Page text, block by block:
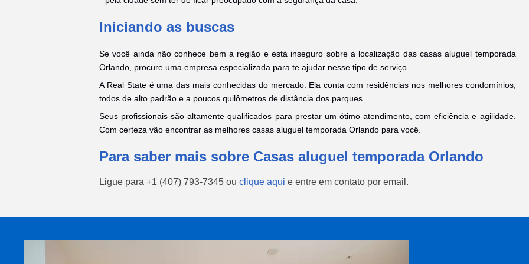
Iniciando as buscas
Se você ainda não conhece bem a região e está inseguro sobre a localização das casas aluguel temporada
Orlando, procure uma empresa especializada para te ajudar nesse tipo de serviço.
A Real State é uma das mais conhecidas do mercado. Ela conta com residências nos melhores condomínios,
todos de alto padrão e a poucos quilômetros de distância dos parques.
Seus profissionais são altamente qualificados para prestar um ótimo atendimento, com eficiência e agilidade.
Com certeza vão encontrar as melhores casas aluguel temporada Orlando para você.
Para saber mais sobre Casas aluguel temporada Orlando
Ligue para +1 (407) 793-7345 ou clique aqui e entre em contato por email.